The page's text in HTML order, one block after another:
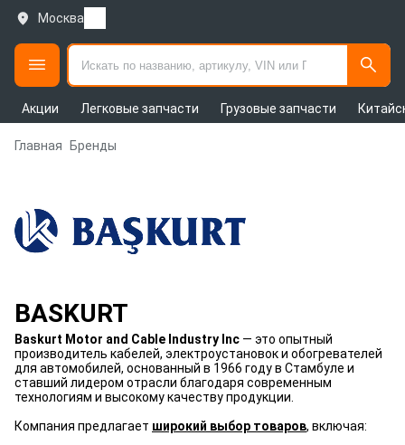
Москва
Акции Легковые запчасти Грузовые запчасти
Главная Бренды
BASKURT
Baskurt Motor and Cable Industry Inc — это опытный
производитель кабелей, электроустановок и обогревателей
для автомобилей, основанный в 1966 году в Стамбуле и
ставший лидером отрасли благодаря современным
технологиям и высокому качеству продукции.
Компания предлагает широкий выбор товаров, включая: